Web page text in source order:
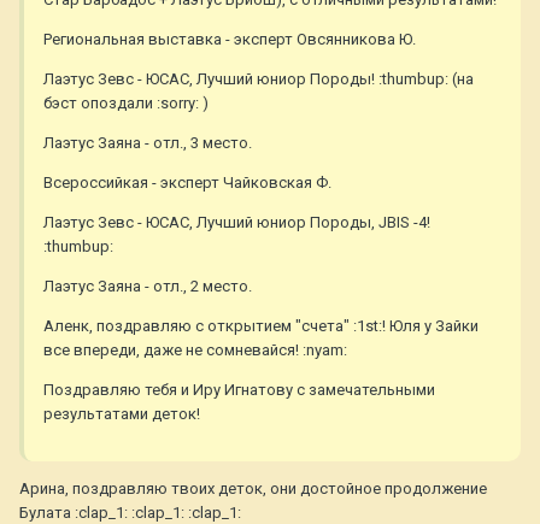
Региональная выставка - эксперт Овсянникова Ю.
Лаэтус Зевс - ЮСАС, Лучший юниор Породы! :thumbup: (на
бэст опоздали :sorry: )
Лаэтус Заяна - отл., 3 место.
Всероссийкая - эксперт Чайковская Ф.
Лаэтус Зевс - ЮСАС, Лучший юниор Породы, JBIS -4!
:thumbup:
Лаэтус Заяна - отл., 2 место.
Аленк, поздравляю с открытием "счета" :1st:! Юля у Зайки
все впереди, даже не сомневайся! :nyam:
Поздравляю тебя и Иру Игнатову с замечательными
результатами деток!
Арина, поздравляю твоих деток, они достойное продолжение
Булата :clap_1: :clap_1: :clap_1: